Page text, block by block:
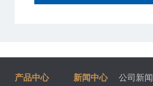
产品中心 新闻中心 公司新闻